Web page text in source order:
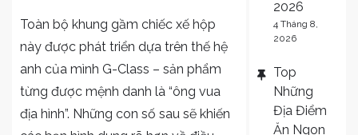
Toàn bộ khung gầm chiếc xế hộp
này được phát triển dựa trên thế hệ
anh của mình G-Class – sản phẩm
từng được mệnh danh là “ông vua
địa hình”. Những con số sau sẽ khiến
2026
4 Tháng 8,
2026
Top
Những
Địa Điểm
Ăn Ngon